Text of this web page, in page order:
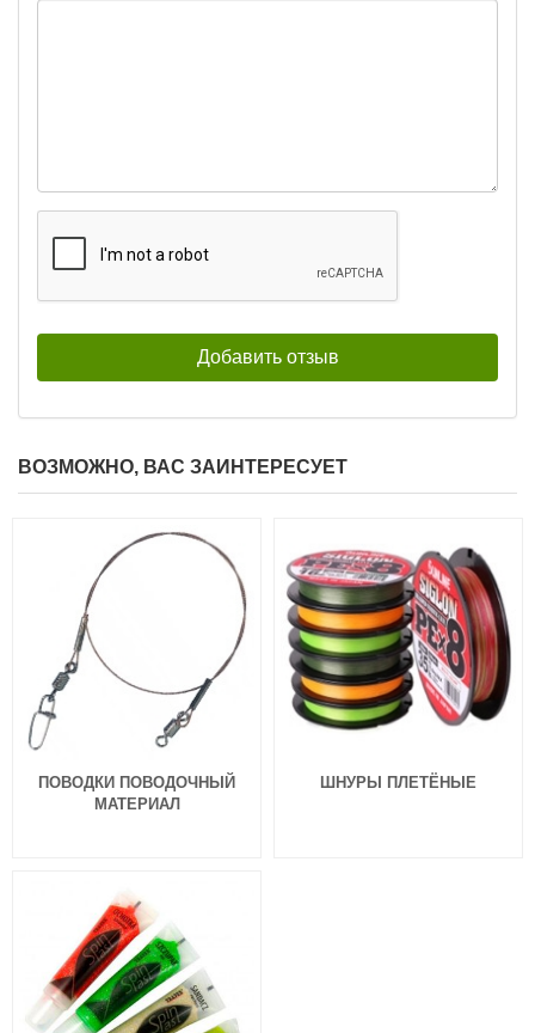
ВОЗМОЖНО, ВАС ЗАИНТЕРЕСУЕТ
ПОВОДКИ ПОВОДОЧНЫЙ
МАТЕРИАЛ
ШНУРЫ ПЛЕТЁНЫЕ